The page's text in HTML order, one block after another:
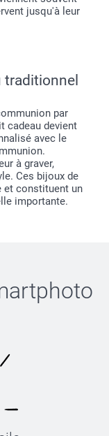
jusqu'à leur
traditionnel
par
cadeau devient
avec le
à graver,
Ces bijoux de
et constituent un
importante.